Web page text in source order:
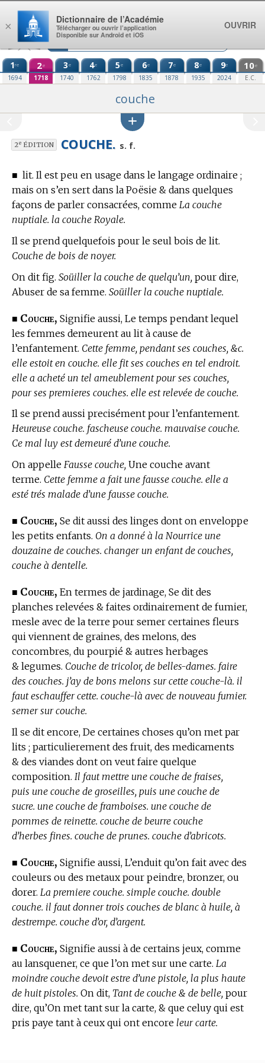
Aller au contenu
1re
1694
2e
1718
3e
1740
4e
1762
5e
1798
6e
1835
7e
1878
8e
1935
9e
2024
10e
E.C.
couche
2eÉDITION COUCHE. s. f.
■ lit. Il est peu en usage dans le langage ordinaire ;
mais on s’en sert dans la Poësie & dans quelques
façons de parler consacrées, comme La couche
nuptiale. la couche Royale.
Il se prend quelquefois pour le seul bois de lit.
Couche de bois de noyer.
On dit fig. Soüiller la couche de quelqu’un, pour dire,
Abuser de sa femme. Soüiller la couche nuptiale.
■ Couche, Signifie aussi, Le temps pendant lequel
les femmes demeurent au lit à cause de
l’enfantement. Cette femme, pendant ses couches, &c.
elle estoit en couche. elle fit ses couches en tel endroit.
elle a acheté un tel ameublement pour ses couches,
pour ses premieres couches. elle est relevée de couche.
Il se prend aussi precisément pour l’enfantement.
Heureuse couche. fascheuse couche. mauvaise couche.
Ce mal luy est demeuré d’une couche.
On appelle Fausse couche, Une couche avant
terme. Cette femme a fait une fausse couche. elle a
esté trés malade d’une fausse couche.
■ Couche, Se dit aussi des linges dont on enveloppe
les petits enfants. On a donné à la Nourrice une
douzaine de couches. changer un enfant de couches,
couche à dentelle.
■ Couche, En termes de jardinage, Se dit des
planches relevées & faites ordinairement de fumier,
mesle avec de la terre pour semer certaines fleurs
qui viennent de graines, des melons, des
concombres, du pourpié & autres herbages
& legumes. Couche de tricolor, de belles-dames. faire
des couches. j’ay de bons melons sur cette couche-là. il
faut eschauffer cette. couche-là avec de nouveau fumier.
semer sur couche.
Il se dit encore, De certaines choses qu’on met par
lits ; particulierement des fruit, des medicaments
& des viandes dont on veut faire quelque
composition. Il faut mettre une couche de fraises,
puis une couche de groseilles, puis une couche de
sucre. une couche de framboises. une couche de
pommes de reinette. couche de beurre couche
d’herbes fines. couche de prunes. couche d’abricots.
■ Couche, Signifie aussi, L’enduit qu’on fait avec des
couleurs ou des metaux pour peindre, bronzer, ou
dorer. La premiere couche. simple couche. double
couche. il faut donner trois couches de blanc à huile, à
destrempe. couche d’or, d’argent.
■ Couche, Signifie aussi à de certains jeux, comme
au lansquener, ce que l’on met sur une carte. La
moindre couche devoit estre d’une pistole, la plus haute
de huit pistoles. On dit, Tant de couche & de belle, pour
dire, qu’On met tant sur la carte, & que celuy qui est
pris paye tant à ceux qui ont encore leur carte.
×
Dictionnaire de l’Académie
Télécharger ou ouvrir l’application
Disponible sur Android et iOS
OUVRIR